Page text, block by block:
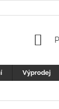
Výprodej